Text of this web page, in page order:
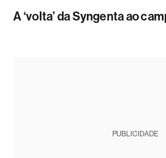
A ‘volta’ da Syngenta ao
PUBLICIDADE